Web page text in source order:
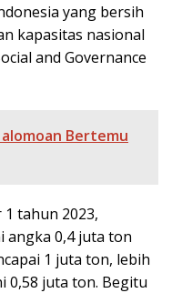
yang bersih
kapasitas nasional
and Governance
Bertemu
tahun 2023,
angka 0,4 juta ton
1 juta ton, lebih
0,58 juta ton. Begitu